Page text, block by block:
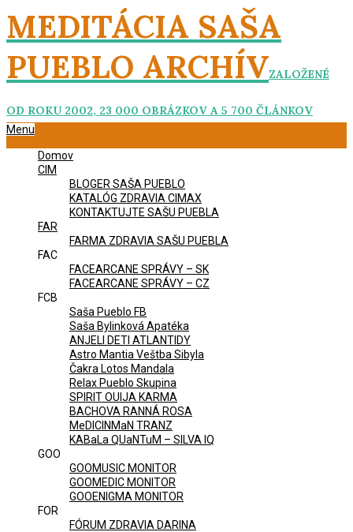
Skip
to
content
MEDITÁCIA SAŠA
PUEBLO ARCHÍVZALOŽENÉ
OD ROKU 2002, 23 000 OBRÁZKOV A 5 700 ČLÁNKOV
Primary
Menu
Domov
CIM
BLOGER SAŠA PUEBLO
KATALÓG ZDRAVIA CIMAX
KONTAKTUJTE SAŠU PUEBLA
FAR
FARMA ZDRAVIA SAŠU PUEBLA
FAC
FACEARCANE SPRÁVY – SK
FACEARCANE SPRÁVY – CZ
FCB
Saša Pueblo FB
Saša Bylinková Apatéka
ANJELI DETI ATLANTIDY
Astro Mantia Veštba Sibyla
Čakra Lotos Mandala
Relax Pueblo Skupina
SPIRIT OUIJA KARMA
BACHOVA RANNÁ ROSA
MeDICINMaN TRANZ
KABaLa QUaNTuM – SILVA IQ
GOO
GOOMUSIC MONITOR
GOOMEDIC MONITOR
GOOENIGMA MONITOR
FOR
FÓRUM ZDRAVIA DARINA